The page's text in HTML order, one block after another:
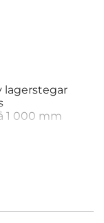
lagerstegar
1 000 mm